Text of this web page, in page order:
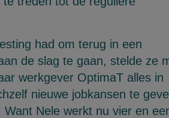
had om terug in een
de slag te gaan, stelde ze
werkgever OptimaT alles in
nieuwe jobkansen te
Want Nele werkt nu vier en